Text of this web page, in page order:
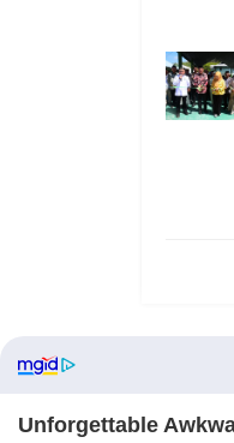
Home Tentang Kontak